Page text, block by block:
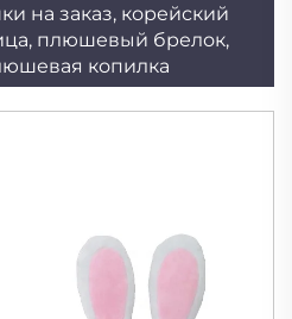
на заказ, корейский
плюшевый брелок,
копилка